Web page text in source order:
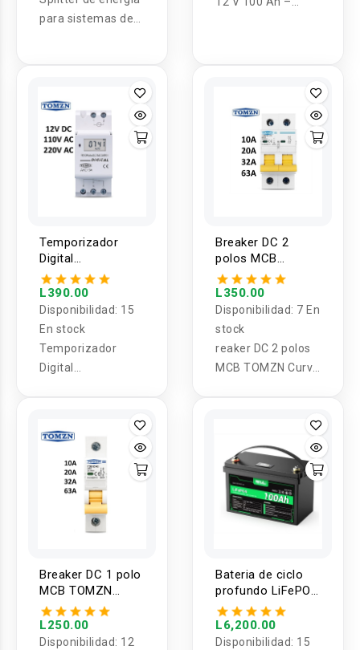
para sistemas de
de energía solar,
baterías de
fosfato de litio
para casa, motor
Temporizador
Digital
Programable
Semanal
Monofasico 15A
para Riel TOMZN
AHC15A
L390.00
Disponibilidad: 15
En stock
Temporizador
Digital
para Riel TOMZN
110/220/12vDIN
AHC15A
Breaker DC 2
polos MCB
TOMZN Curva C
Corriente
Continua 600V
10-63A
L350.00
Disponibilidad: 7 En
stock
reaker DC 2 polos
MCB TOMZN Curva
Breaker DC 1 polo
MCB TOMZN
Curva C Corriente
Continua 250V
10-63A
L250.00
Disponibilidad: 12
Bateria de ciclo
profundo LiFePO4
de 12V 100Ah
recargable con
Medidor led HQST
L6,200.00
Disponibilidad: 15